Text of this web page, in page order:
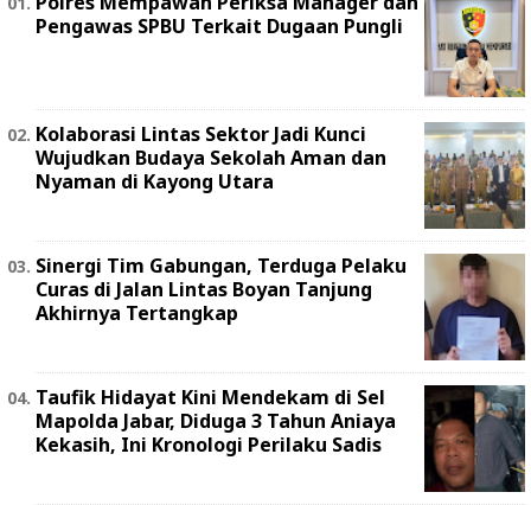
Pengawas SPBU Terkait Dugaan Pungli
Kolaborasi Lintas Sektor Jadi Kunci
Wujudkan Budaya Sekolah Aman dan
Nyaman di Kayong Utara
Sinergi Tim Gabungan, Terduga Pelaku
Curas di Jalan Lintas Boyan Tanjung
Akhirnya Tertangkap
Taufik Hidayat Kini Mendekam di Sel
Mapolda Jabar, Diduga 3 Tahun Aniaya
Kekasih, Ini Kronologi Perilaku Sadis